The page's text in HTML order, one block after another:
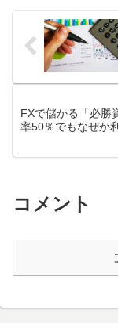
FXで儲かる「必
率50％でもなぜか
コメント